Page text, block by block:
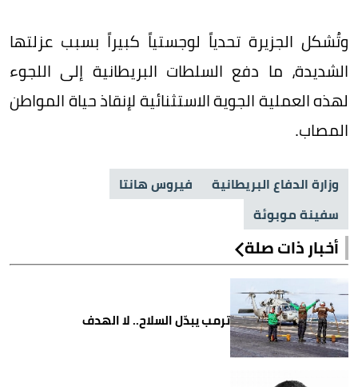
وتُشكل الجزيرة تحدياً لوجستياً كبيراً بسبب عزلتها
الشديدة، ما دفع السلطات البريطانية إلى اللجوء
لهذه العملية الجوية الاستثنائية لإنقاذ حياة المواطن
المصاب.
وزارة الدفاع البريطانية
فيروس هانتا
سفينة موبوئة
أخبار ذات صلة
ترمب يبدّل السلاح.. لا الهدف